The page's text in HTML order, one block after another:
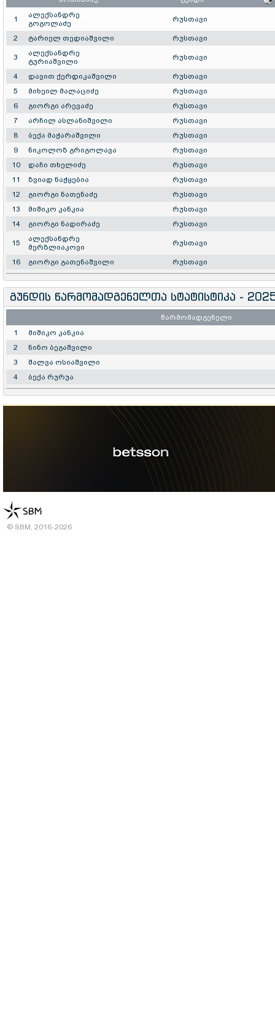
1
ალექსანდრე
გოგოლაძე
რუსთავი
2 ტარიელ თედიაშვილი რუსთავი
3
ალექსანდრე
ტურიაშვილი
რუსთავი
4 დავით ქერდიკაშვილი
რუსთავი
5
მიხეილ მალაციძე
რუსთავი
6
გიორგი არევაძე
რუსთავი
7
არჩილ ასლანიშვილი
რუსთავი
8
ბექა მაჭარაშვილი
რუსთავი
9
ნიკოლოზ გრიგოლავა
რუსთავი
10
დაჩი თხელიძე
რუსთავი
11
ზვიად ნაჭყებია
რუსთავი
12
გიორგი ნათენაძე
რუსთავი
13
მიშიკო კანკია
რუსთავი
14
გიორგი ნადირაძე რუსთავი
15
ალექსანდრე
მერზლიაკოვი
რუსთავი
16 გიორგი გათენაშვილი რუსთავი
გუნდის წარმომადგენელთა სტატისტიკა -
წარმომადგენელი
1
მიშიკო კანკია
2
ნინო ბეგაშვილი
3
შალვა ოსიაშვილი
4
ბექა რურუა
© SBM, 2016-2026